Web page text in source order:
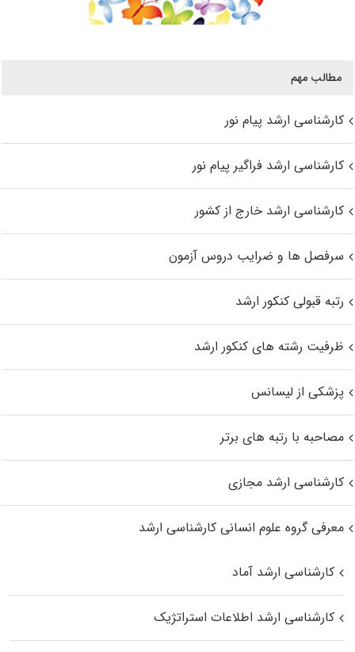
مطالب مهم
کارشناسی ارشد پیام نور
کارشناسی ارشد فراگیر پیام نور
کارشناسی ارشد خارج از کشور
سرفصل ها و ضرایب دروس آزمون
رتبه قبولی کنکور ارشد
ظرفیت رشته های کنکور ارشد
پزشکی از لیسانس
مصاحبه با رتبه های برتر
کارشناسی ارشد مجازی
معرفی گروه علوم انسانی کارشناسی ارشد
کارشناسی ارشد آماد
کارشناسی ارشد اطلاعات استراتژیک